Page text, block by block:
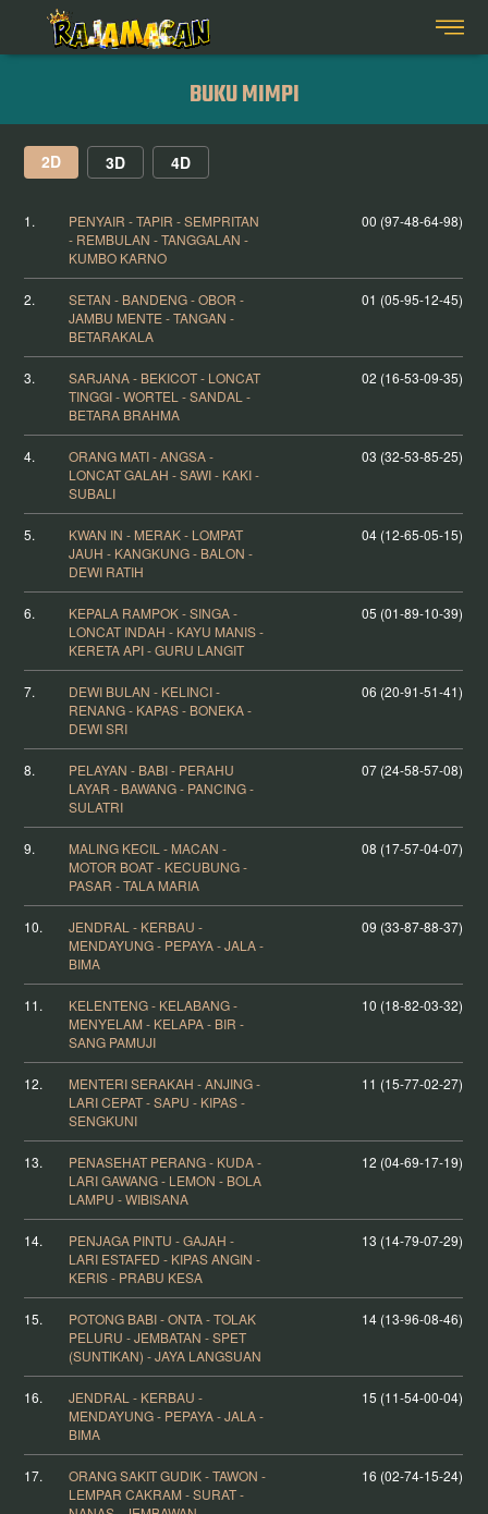
BUKU MIMPI
2D 3D 4D
1.
PENYAIR - TAPIR - SEMPRITAN
- REMBULAN - TANGGALAN -
KUMBO KARNO
00 (97-48-64-98)
2.
SETAN - BANDENG - OBOR -
JAMBU MENTE - TANGAN -
BETARAKALA
01 (05-95-12-45)
3.
SARJANA - BEKICOT - LONCAT
TINGGI - WORTEL - SANDAL -
BETARA BRAHMA
02 (16-53-09-35)
4.
ORANG MATI - ANGSA -
LONCAT GALAH - SAWI - KAKI -
SUBALI
03 (32-53-85-25)
5.
KWAN IN - MERAK - LOMPAT
JAUH - KANGKUNG - BALON -
DEWI RATIH
04 (12-65-05-15)
6.
KEPALA RAMPOK - SINGA -
LONCAT INDAH - KAYU MANIS -
KERETA API - GURU LANGIT
05 (01-89-10-39)
7.
DEWI BULAN - KELINCI -
RENANG - KAPAS - BONEKA -
DEWI SRI
06 (20-91-51-41)
8.
PELAYAN - BABI - PERAHU
LAYAR - BAWANG - PANCING -
SULATRI
07 (24-58-57-08)
9.
MALING KECIL - MACAN -
MOTOR BOAT - KECUBUNG -
PASAR - TALA MARIA
08 (17-57-04-07)
10.
JENDRAL - KERBAU -
MENDAYUNG - PEPAYA - JALA -
BIMA
09 (33-87-88-37)
11.
KELENTENG - KELABANG -
MENYELAM - KELAPA - BIR -
SANG PAMUJI
10 (18-82-03-32)
12.
MENTERI SERAKAH - ANJING -
LARI CEPAT - SAPU - KIPAS -
SENGKUNI
11 (15-77-02-27)
13.
PENASEHAT PERANG - KUDA -
LARI GAWANG - LEMON - BOLA
LAMPU - WIBISANA
12 (04-69-17-19)
14.
PENJAGA PINTU - GAJAH -
LARI ESTAFED - KIPAS ANGIN -
KERIS - PRABU KESA
13 (14-79-07-29)
15.
POTONG BABI - ONTA - TOLAK
PELURU - JEMBATAN - SPET
(SUNTIKAN) - JAYA LANGSUAN
14 (13-96-08-46)
16.
JENDRAL - KERBAU -
MENDAYUNG - PEPAYA - JALA -
BIMA
15 (11-54-00-04)
17.
ORANG SAKIT GUDIK - TAWON -
LEMPAR CAKRAM - SURAT -
16 (02-74-15-24)